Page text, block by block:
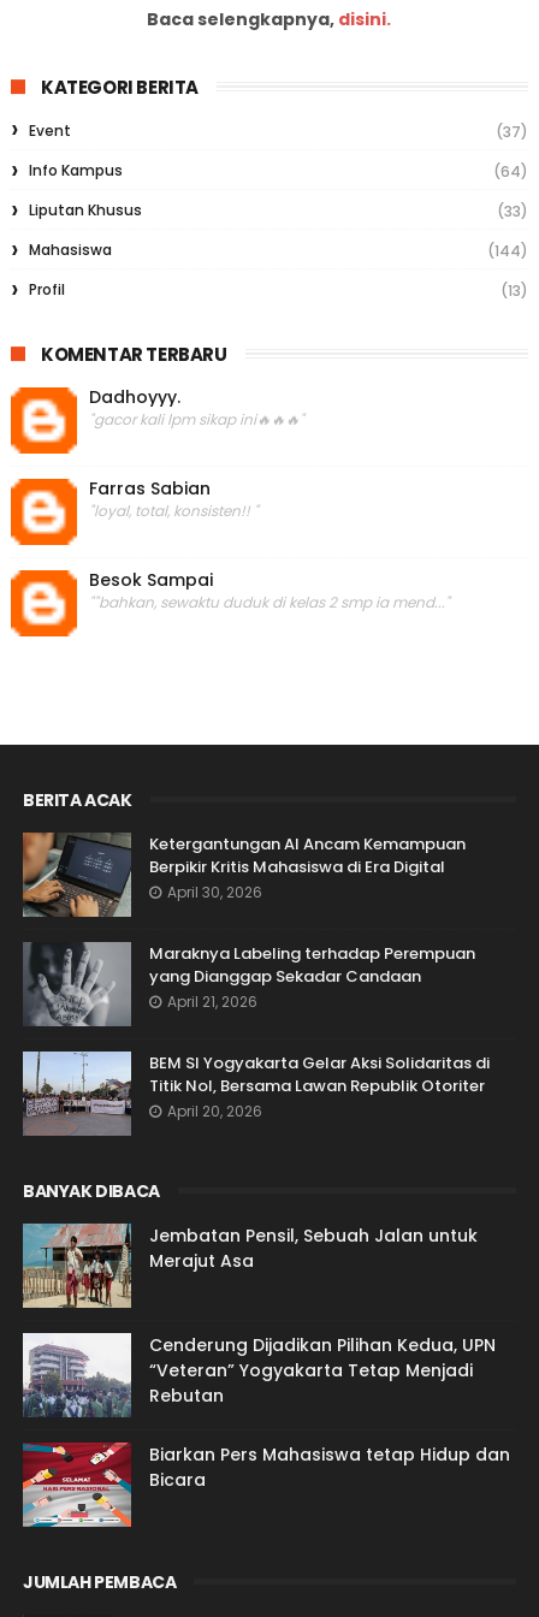
Baca selengkapnya, disini.
KATEGORI BERITA
Event
(37)
Info Kampus
(64)
Liputan Khusus
(33)
Mahasiswa
(144)
Profil
(13)
KOMENTAR TERBARU
Dadhoyyy.
"gacor kali lpm sikap ini🔥🔥🔥"
Farras Sabian
"loyal, total, konsisten!! "
Besok Sampai
""bahkan, sewaktu duduk di kelas 2 smp ia mend..."
BERITA ACAK
Ketergantungan AI Ancam Kemampuan
Berpikir Kritis Mahasiswa di Era Digital
April 30, 2026
Maraknya Labeling terhadap Perempuan
yang Dianggap Sekadar Candaan
April 21, 2026
BEM SI Yogyakarta Gelar Aksi Solidaritas di
Titik Nol, Bersama Lawan Republik Otoriter
April 20, 2026
BANYAK DIBACA
Jembatan Pensil, Sebuah Jalan untuk
Merajut Asa
Cenderung Dijadikan Pilihan Kedua, UPN
“Veteran” Yogyakarta Tetap Menjadi
Rebutan
Biarkan Pers Mahasiswa tetap Hidup dan
Bicara
JUMLAH PEMBACA